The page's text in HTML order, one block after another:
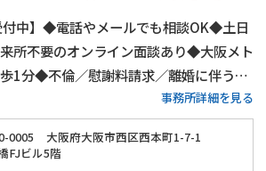
付中】◆電話やメールでも相談OK◆土日
所不要のオンライン面談あり◆大阪メト
1分◆不倫／慰謝料請求／離婚に伴う財
一人一人の気持ちに寄り添ったサポート
事務所詳細を見る
-0005
大阪府大阪市西区西本町1-7-1
FJビル5階